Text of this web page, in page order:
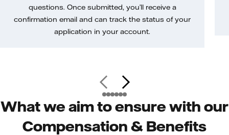
questions. Once submitted, you’ll receive a
confirmation email and can track the status of your
application in your account.
What we aim to ensure with our
Compensation & Benefits